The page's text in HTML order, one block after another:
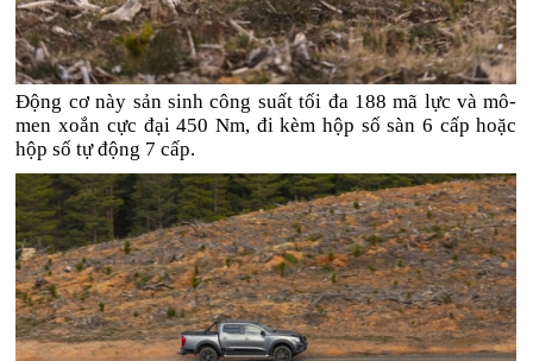
Động cơ này sản sinh công suất tối đa 188 mã lực và mô-
men xoắn cực đại 450 Nm, đi kèm hộp số sàn 6 cấp hoặc
hộp số tự động 7 cấp.